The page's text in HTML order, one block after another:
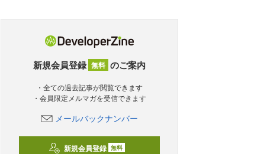
新規会員登録 無料 のご案内
・全ての過去記事が閲覧できます
・会員限定メルマガを受信できます
メールバックナンバー
新規会員登録 無料